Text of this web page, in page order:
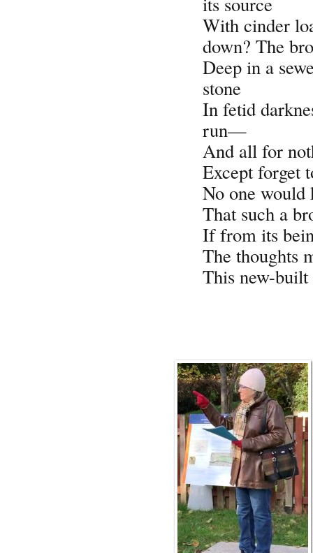
With cinder
down? The
Deep in a
stone
In fetid
run—
And all for
Except forget
No one would
That such a
If from its
The thoughts
This new-